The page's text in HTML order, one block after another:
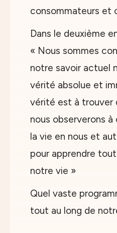
consommateurs et
Dans le deuxième
« Nous sommes
notre savoir actuel
vérité absolue et
vérité est à trouver
nous observerons
la vie en nous et
pour apprendre
notre vie »
Quel vaste
tout au long de